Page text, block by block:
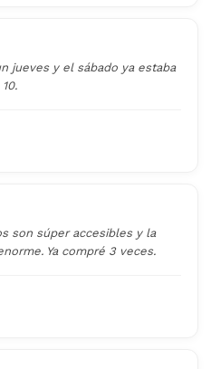
jueves y el sábado ya estaba
son súper accesibles y la
Ya compré 3 veces.